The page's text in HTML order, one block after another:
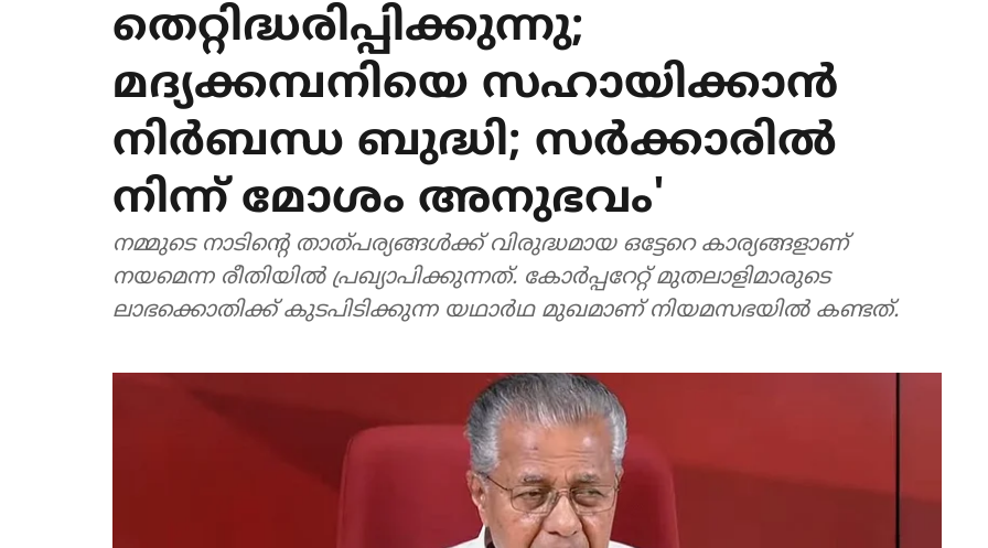
തെറ്റിദ്ധരിപ്പിക്കുന്നു;
മദ്യക്കമ്പനിയെ സഹായിക്കാന്‍
നിര്‍ബന്ധ ബുദ്ധി; സര്‍ക്കാരില്‍
നിന്ന് മോശം അനുഭവം'
നമ്മുടെ നാടിന്റെ താത്പര്യങ്ങള്‍ക്ക് വിരുദ്ധമായ ഒട്ടേറെ കാര്യങ്ങളാണ്
നയമെന്ന രീതിയില്‍ പ്രഖ്യാപിക്കുന്നത്. കോര്‍പ്പറേറ്റ് മുതലാളിമാരുടെ
ലാഭക്കൊതിക്ക് കുടപിടിക്കുന്ന യഥാര്‍ഥ മുഖമാണ് നിയമസഭയില്‍ കണ്ടത്.